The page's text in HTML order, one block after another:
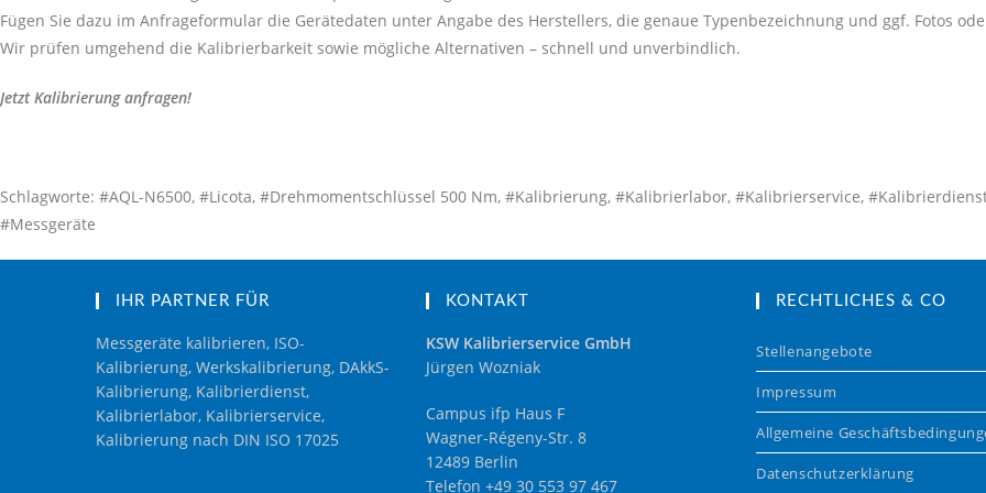
Fügen Sie dazu im Anfrageformular die Gerätedaten unter Angabe des Herstellers, die genaue Typenbezeichnung und ggf. Fotos
Wir prüfen umgehend die Kalibrierbarkeit sowie mögliche Alternativen – schnell und unverbindlich.
Jetzt Kalibrierung anfragen!
Schlagworte: #AQL-N6500, #Licota, #Drehmomentschlüssel 500 Nm, #Kalibrierung, #Kalibrierlabor, #Kalibrierservice,
#Messgeräte
IHR PARTNER FÜR
Messgeräte kalibrieren, ISO-
Kalibrierung, Werkskalibrierung, DAkkS-
Kalibrierung, Kalibrierdienst,
Kalibrierlabor, Kalibrierservice,
Kalibrierung nach DIN ISO 17025
KONTAKT
KSW Kalibrierservice GmbH
Jürgen Wozniak
Campus ifp Haus F
Wagner-Régeny-Str. 8
12489 Berlin
Telefon +49 30 553 97 467
RECHTLICHES & CO
Stellenangebote
Impressum
Allgemeine
Datenschutzerklärung